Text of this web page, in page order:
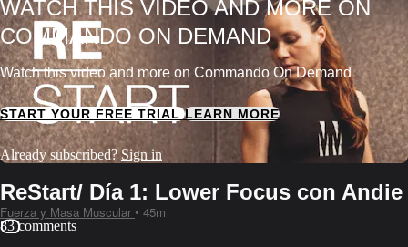
WATCH THIS VIDEO AND MORE ON
COMMANDO ON DEMAND
Watch this video and more on Commando On Demand
START YOUR FREE TRIALLEARN MORE
Already subscribed?Sign in
ReStart/ Día 1: Lower Focus con Andie
Fuerza y Masa Muscular • 45m
83 comments